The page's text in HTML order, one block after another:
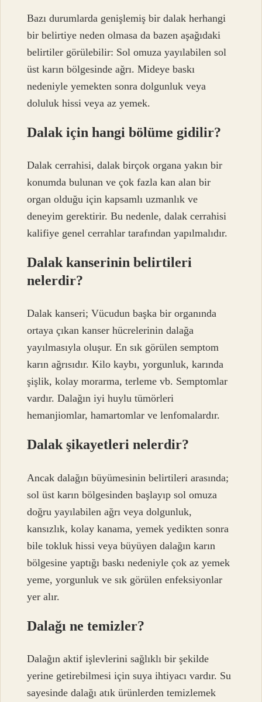
Bazı durumlarda genişlemiş bir dalak herhangi
bir belirtiye neden olmasa da bazen aşağıdaki
belirtiler görülebilir: Sol omuza yayılabilen sol
üst karın bölgesinde ağrı. Mideye baskı
nedeniyle yemekten sonra dolgunluk veya
doluluk hissi veya az yemek.
Dalak için hangi bölüme gidilir?
Dalak cerrahisi, dalak birçok organa yakın bir
konumda bulunan ve çok fazla kan alan bir
organ olduğu için kapsamlı uzmanlık ve
deneyim gerektirir. Bu nedenle, dalak cerrahisi
kalifiye genel cerrahlar tarafından yapılmalıdır.
Dalak kanserinin belirtileri
nelerdir?
Dalak kanseri; Vücudun başka bir organında
ortaya çıkan kanser hücrelerinin dalağa
yayılmasıyla oluşur. En sık görülen semptom
karın ağrısıdır. Kilo kaybı, yorgunluk, karında
şişlik, kolay morarma, terleme vb. Semptomlar
vardır. Dalağın iyi huylu tümörleri
hemanjiomlar, hamartomlar ve lenfomalardır.
Dalak şikayetleri nelerdir?
Ancak dalağın büyümesinin belirtileri arasında;
sol üst karın bölgesinden başlayıp sol omuza
doğru yayılabilen ağrı veya dolgunluk,
kansızlık, kolay kanama, yemek yedikten sonra
bile tokluk hissi veya büyüyen dalağın karın
bölgesine yaptığı baskı nedeniyle çok az yemek
yeme, yorgunluk ve sık görülen enfeksiyonlar
yer alır.
Dalağı ne temizler?
Dalağın aktif işlevlerini sağlıklı bir şekilde
yerine getirebilmesi için suya ihtiyacı vardır. Su
sayesinde dalağı atık ürünlerden temizlemek